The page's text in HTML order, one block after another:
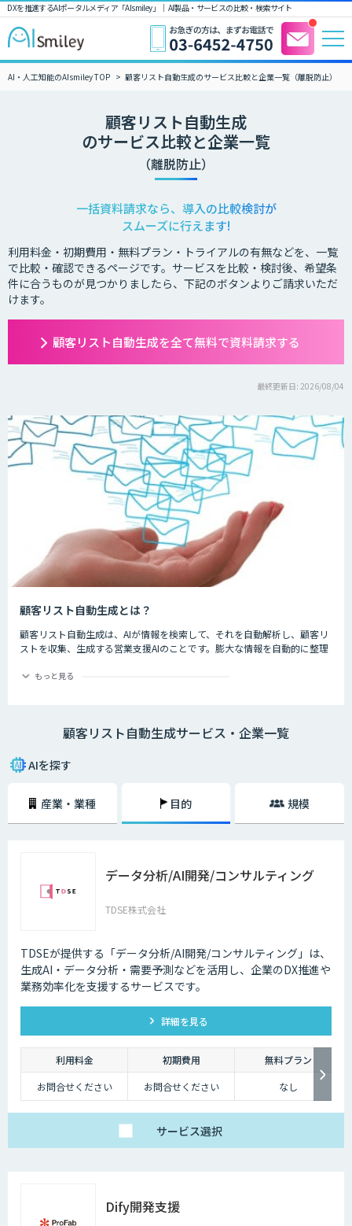
DXを推進するAIポータルメディア「AIsmiley」｜ AI製品・サービスの比較・検索サイト
AI・人工知能のAIsmiley TOP 顧客リスト自動生成のサービス比較と企業一覧（離脱防止）
顧客リスト自動生成
のサービス比較と企業一覧
（離脱防止）
一括資料請求なら、導入の比較検討が
スムーズに行えます!
利用料金・初期費用・無料プラン・トライアルの有無などを、一覧
で比較・確認できるページです。サービスを比較・検討後、希望条
件に合うものが見つかりましたら、下記のボタンよりご請求いただ
けます。
顧客リスト自動生成を全て無料で資料請求する
最終更新日: 2026/08/04
顧客リスト自動生成とは？
顧客リスト自動生成は、AIが情報を検索して、それを自動解析し、顧客リ
ストを収集、生成する営業支援AIのことです。膨大な情報を自動的に整理
することができるようになります。
もっと見る
顧客リスト自動生成サービス・企業一覧
AIを探す
産業・業種 目的 規模
データ分析/AI開発/コンサルティング
TDSE株式会社
TDSEが提供する「データ分析/AI開発/コンサルティング」は、
生成AI・データ分析・需要予測などを活用し、企業のDX推進や
業務効率化を支援するサービスです。
詳細を見る
利用料金 初期費用
無料プラン
お問合せください
お問合せください なし
サービス選択
Dify開発支援